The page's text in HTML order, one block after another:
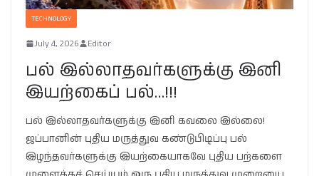
TECHNOLOGY
July 4, 2026 Editor
பல் இல்லாதவர்களுக்கு இனி
இயற்கைப் பல்…!!!
பல் இல்லாதவர்களுக்கு இனி கவலை இல்லை!
ஜப்பானின் புதிய மருத்துவ கண்டுபிடிப்பு பல்
இழந்தவர்களுக்கு இயற்கையாகவே புதிய பற்களை